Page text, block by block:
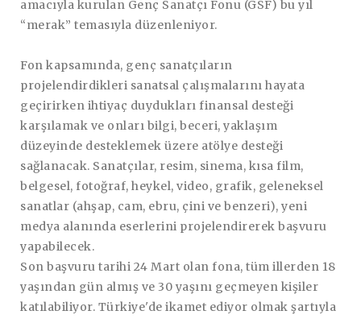
amacıyla kurulan Genç Sanatçı Fonu (GSF) bu yıl
“merak” temasıyla düzenleniyor.
Fon kapsamında, genç sanatçıların
projelendirdikleri sanatsal çalışmalarını hayata
geçirirken ihtiyaç duydukları finansal desteği
karşılamak ve onları bilgi, beceri, yaklaşım
düzeyinde desteklemek üzere atölye desteği
sağlanacak. Sanatçılar, resim, sinema, kısa film,
belgesel, fotoğraf, heykel, video, grafik, geleneksel
sanatlar (ahşap, cam, ebru, çini ve benzeri), yeni
medya alanında eserlerini projelendirerek başvuru
yapabilecek.
Son başvuru tarihi 24 Mart olan fona, tüm illerden 18
yaşından gün almış ve 30 yaşını geçmeyen kişiler
katılabiliyor. Türkiye'de ikamet ediyor olmak şartıyla